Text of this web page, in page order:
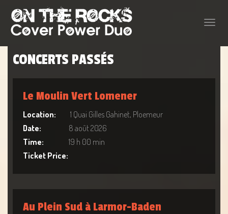
Toggle
CONCERTS PASSÉS
Le Moulin Vert Lomener
Location:
1 Quai Gilles Gahinet, Ploemeur
Date:
8 août 2026
Time:
19 h 00 min
Ticket Price:
Au Plein Sud à Larmor-Baden